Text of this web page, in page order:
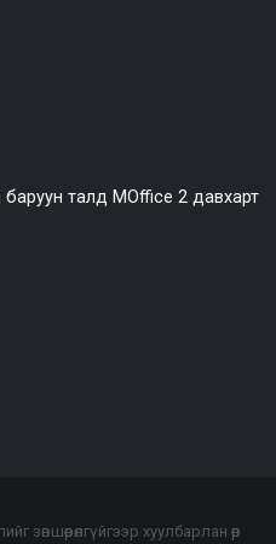
талд MOffice 2 давхарт
зөвшөөрөлгүйгээр хуулбарлан өөр